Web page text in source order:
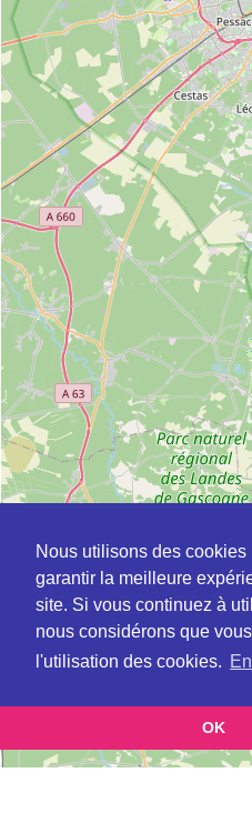
Nous utilisons des cookies
garantir la meilleure
site. Si vous continuez à
nous considérons que
l'utilisation des cookies.
OK